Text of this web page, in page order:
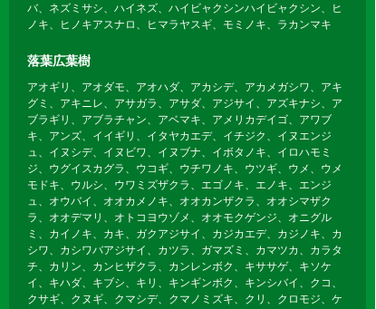
バ、ネズミサシ、ハイネズ、ハイビャクシンハイビャクシン、ヒ
ノキ、ヒノキアスナロ、ヒマラヤスギ、モミノキ、ラカンマキ
落葉広葉樹
アオギリ、アオダモ、アオハダ、アカシデ、アカメガシワ、アキ
グミ、アキニレ、アサガラ、アサダ、アジサイ、アズキナシ、ア
ブラギリ、アブラチャン、アベマキ、アメリカデイゴ、アワブ
キ、アンズ、イイギリ、イタヤカエデ、イチジク、イヌエンジ
ュ、イヌシデ、イヌビワ、イヌブナ、イボタノキ、イロハモミ
ジ、ウグイスカグラ、ウコギ、ウチワノキ、ウツギ、ウメ、ウメ
モドキ、ウルシ、ウワミズザクラ、エゴノキ、エノキ、エンジ
ュ、オウバイ、オオカメノキ、オオカンザクラ、オオシマザク
ラ、オオデマリ、オトコヨウゾメ、オオモクゲンジ、オニグル
ミ、カイノキ、カキ、ガクアジサイ、カジカエデ、カジノキ、カ
シワ、カシワバアジサイ、カツラ、ガマズミ、カマツカ、カラタ
チ、カリン、カンヒザクラ、カンレンボク、キササゲ、キソケ
イ、キハダ、キブシ、キリ、キンギンボク、キンシバイ、クコ、
クサギ、クヌギ、クマシデ、クマノミズキ、クリ、クロモジ、ケ